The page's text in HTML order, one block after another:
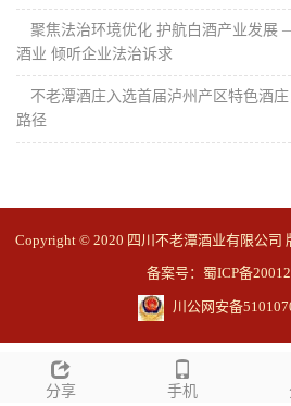
聚焦法治环境优化 护航白酒产业发
酒业 倾听企业法治诉求
不老潭酒庄入选首届泸州产区特色酒
路径
分享 手机
Copyright © 2020 四川不老潭酒业有限公司
备案号：蜀ICP备
川公网安备